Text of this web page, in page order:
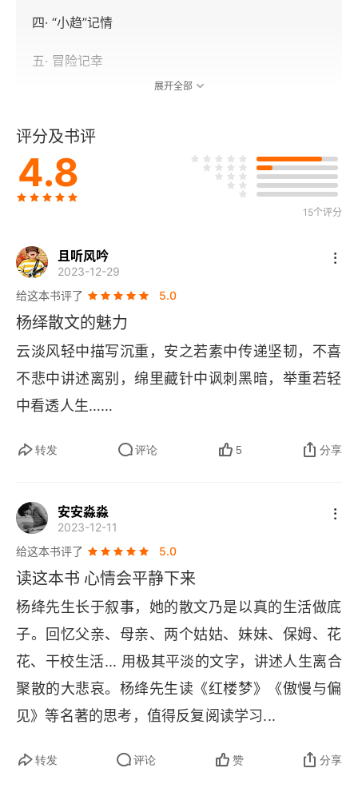
四· “小趋”记情
五· 冒险记幸
回忆我的父亲
前言
二
三
四
五
六
七
老王
记钱锺书与《围城》
一· 钱锺书写《围城》
二· 写《围城》的钱锺书
纪念温德先生
大王庙
展开全部
评分及书评
4.8
15个评分
且听风吟
2023-12-29
给这本书评了
5.0
杨绎散文的魅力
云淡风轻中描写沉重，安之若素中传递坚韧，不喜
不悲中讲述离别，绵里藏针中讽刺黑暗，举重若轻
中看透人生……
转发 评论 5 分享
安安淼淼
2023-12-11
给这本书评了
5.0
读这本书 心情会平静下来
杨绛先生长于叙事，她的散文乃是以真的生活做底
子。回忆父亲、母亲、两个姑姑、妹妹、保姆、花
花、干校生活... 用极其平淡的文字，讲述人生离合
聚散的大悲哀。杨绛先生读《红楼梦》《傲慢与偏
见》等名著的思考，值得反复阅读学习...
转发 评论 赞 分享